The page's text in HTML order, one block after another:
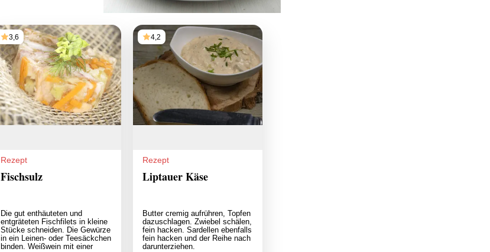
3,6
Rezept
Fischsulz
Die gut enthäuteten und
entgräteten Fischfilets in kleine
Stücke schneiden. Die Gewürze
in ein Leinen- oder Teesäckchen
binden. Weißwein mit einer
4,2
Rezept
Liptauer Käse
Butter cremig aufrühren, Topfen
dazuschlagen. Zwiebel schälen,
fein hacken. Sardellen ebenfalls
fein hacken und der Reihe nach
darunterziehen.